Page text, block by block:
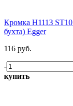
Кромка H1113
бухта) Egger
116 руб.
-
купить